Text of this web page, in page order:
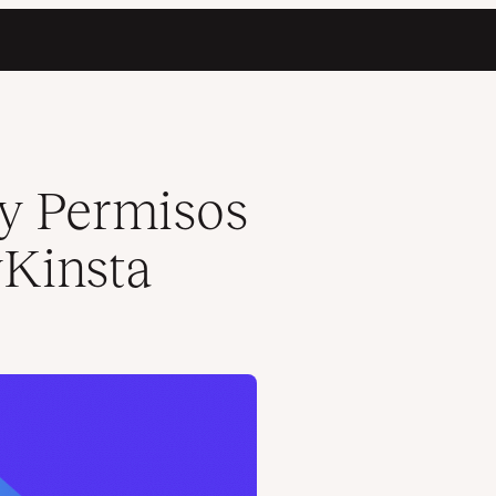
Permisos